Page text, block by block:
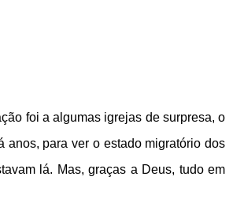
foi a algumas igrejas de surpresa, o
anos, para ver o estado migratório dos
lá. Mas, graças a Deus, tudo em